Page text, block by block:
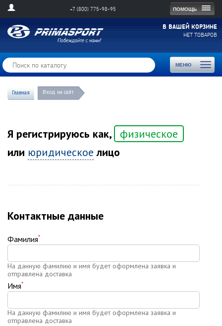
ПОМОЩЬ
+7 (800) 775-98-95
В ВАШЕЙ КОРЗИНЕ
НЕТ ТОВАРОВ
МЕНЮ
Toggle
Главная Вход на сайт
Я регистрируюсь как,
физическое
или юридическое лицо
Контактные данные
Фамилия*
На данную фамилию и имя будет оформлена заявка и
отправлена доставка
Имя*
На данную фамилию и имя будет оформлена заявка и
отправлена доставка